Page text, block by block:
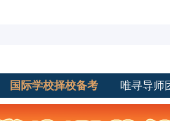
国际学校择校备考 唯寻导师